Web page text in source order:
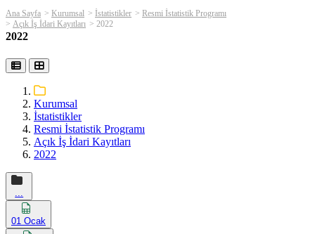
Ana Sayfa Kurumsal İstatistikler
Resmi İstatistik Programı
Açık İş İdari Kayıtları
2022
2022
Kurumsal
İstatistikler
Resmi İstatistik Programı
Açık İş İdari Kayıtları
2022
01 Ocak